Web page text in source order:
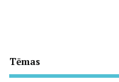
Tēmas